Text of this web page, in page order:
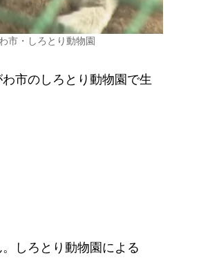
市・しろとり動物園
市のしろとり動物園で生
しろとり動物園による